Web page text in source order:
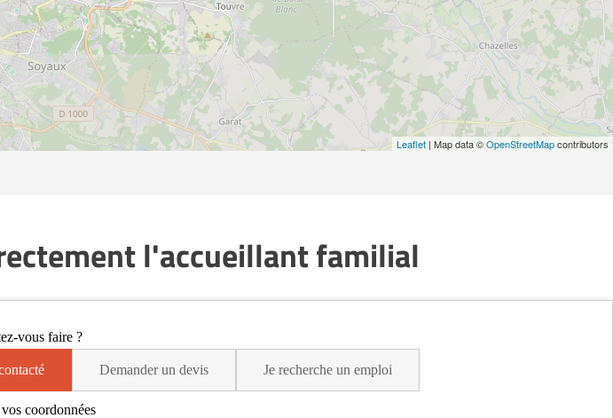
Leaflet | Map data ©OpenStreetMapcontributors
l'accueillant familial
vous faire ?
Demander un devis Je recherche un emploi
coordonnées